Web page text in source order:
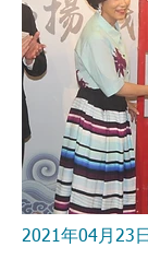
2021年04月23日